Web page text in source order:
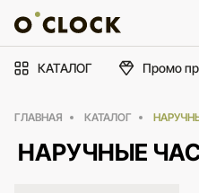
КАТАЛОГ Промо
ГЛАВНАЯ КАТАЛОГ
НАРУЧНЫЕ